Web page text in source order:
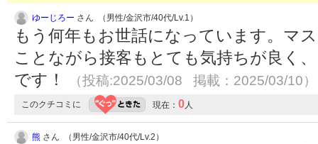
ゆーじろー さん （男性/金沢市/40代/Lv.1）
もう何年もお世話になっています。マ
ことながら接客もとても気持ちが良く
です！
（投稿:2025/03/08 掲載：2025/03/10）
このクチコミに 現在： 0 人
熊 さん （男性/金沢市/40代/Lv.2）